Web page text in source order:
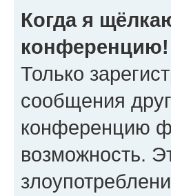
Когда я
конференцию!
Только
сообщения
конференцию
возможность.